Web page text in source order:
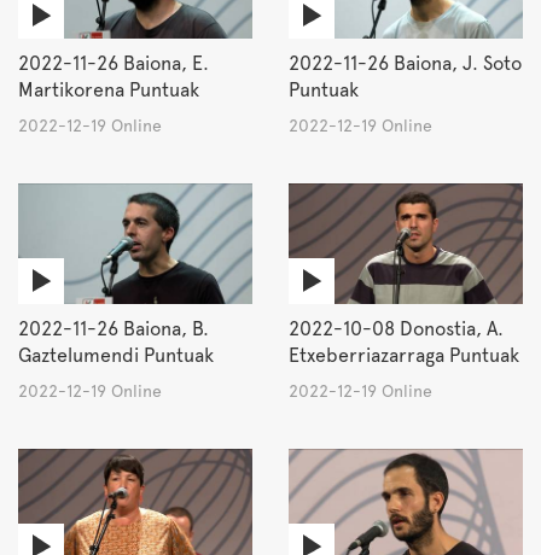
2022-11-26 Baiona, E.
Martikorena Puntuak
2022-12-19 Online
2022-11-26 Baiona, J. Soto
Puntuak
2022-12-19 Online
2022-11-26 Baiona, B.
Gaztelumendi Puntuak
2022-12-19 Online
2022-10-08 Donostia, A.
Etxeberriazarraga Puntuak
2022-12-19 Online